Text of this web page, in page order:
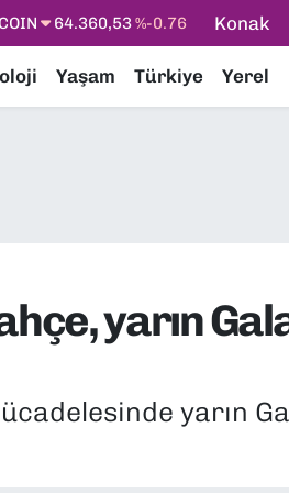
DOLAR
47,7069%0.17
EURO
55,0265%0.01
Konak
Yaşam Türkiye Yerel
yarın
yarın